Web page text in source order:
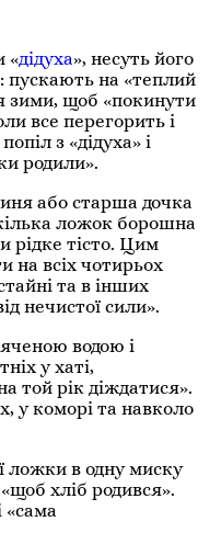
«дідуха», несуть його
пускають на «теплий
зими, щоб «покинути
все перегорить і
з «дідуха» і
родили».
або старша дочка
ложок борошна
рідке тісто. Цим
на всіх чотирьох
та в інших
нечистої сили».
водою і
у хаті,
той рік діждатися».
у коморі та навколо
ложки в одну миску
хліб родився».